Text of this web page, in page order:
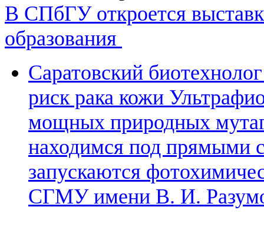
В СПбГУ откроется
образования
Саратовский
риск рака кожи
мощных природных
находимся под прямыми
запускаются
СГМУ имени В. И.